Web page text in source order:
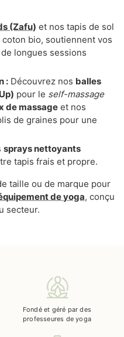
(Zafu) et nos tapis de sol
coton bio, soutiennent vos
longues sessions
: Découvrez nos balles
pour le self-massage
de massage et nos
de graines pour une
sprays nettoyants
tapis frais et propre.
taille ou de marque pour
de yoga, conçu
secteur.
Fondé et géré par des
professeures de yoga